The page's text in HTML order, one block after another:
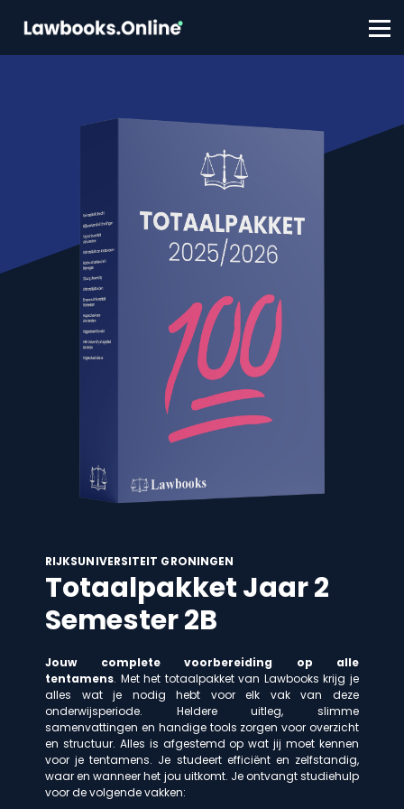
FAQ
Contact
RIJKSUNIVERSITEIT GRONINGEN
Totaalpakket Jaar 2
Semester 2B
Jouw complete voorbereiding op alle
tentamens. Met het totaalpakket van Lawbooks krijg je
alles wat je nodig hebt voor elk vak van deze
onderwijsperiode. Heldere uitleg, slimme
samenvattingen en handige tools zorgen voor overzicht
en structuur. Alles is afgestemd op wat jij moet kennen
voor je tentamens. Je studeert efficiënt en zelfstandig,
waar en wanneer het jou uitkomt. Je ontvangt studiehulp
voor de volgende vakken: